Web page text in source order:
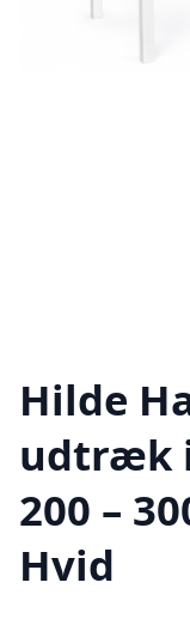
Hilde
udtræk
200 –
Hvid